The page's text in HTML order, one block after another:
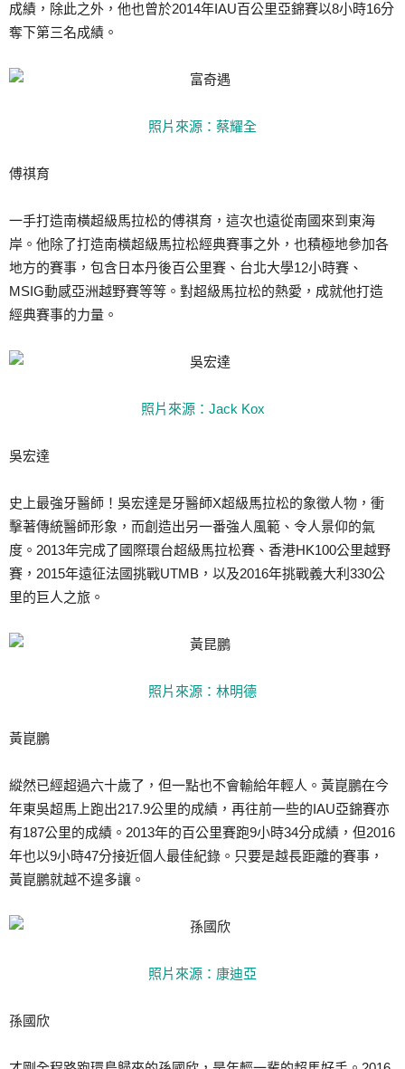
成績，除此之外，他也曾於2014年IAU百公里亞錦賽以8小時16分
奪下第三名成績。
照片來源：蔡耀全
傅祺育
一手打造南橫超級馬拉松的傅祺育，這次也遠從南國來到東海
岸。他除了打造南橫超級馬拉松經典賽事之外，也積極地參加各
地方的賽事，包含日本丹後百公里賽、台北大學12小時賽、
MSIG動感亞洲越野賽等等。對超級馬拉松的熱愛，成就他打造
經典賽事的力量。
照片來源：Jack Kox
吳宏達
史上最強牙醫師！吳宏達是牙醫師X超級馬拉松的象徵人物，衝
擊著傳統醫師形象，而創造出另一番強人風範、令人景仰的氣
度。2013年完成了國際環台超級馬拉松賽、香港HK100公里越野
賽，2015年遠征法國挑戰UTMB，以及2016年挑戰義大利330公
里的巨人之旅。
照片來源：林明德
黃崑鵬
縱然已經超過六十歲了，但一點也不會輸給年輕人。黃崑鵬在今
年東吳超馬上跑出217.9公里的成績，再往前一些的IAU亞錦賽亦
有187公里的成績。2013年的百公里賽跑9小時34分成績，但2016
年也以9小時47分接近個人最佳紀錄。只要是越長距離的賽事，
黃崑鵬就越不遑多讓。
照片來源：康迪亞
孫國欣